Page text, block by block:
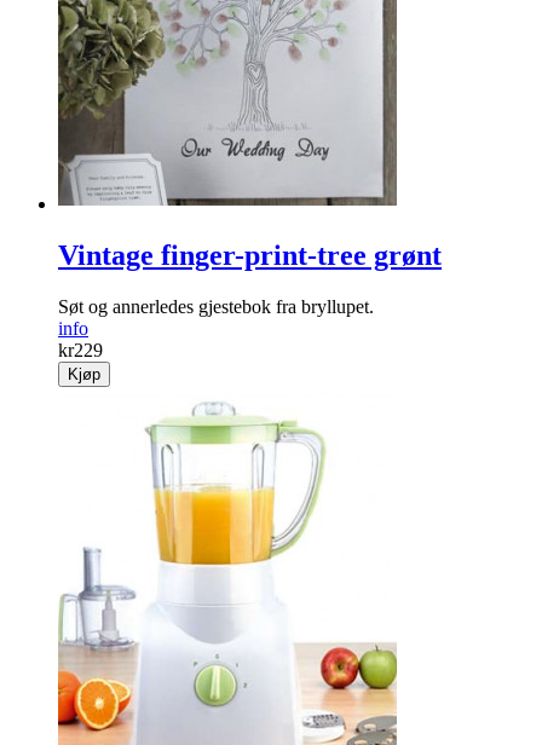
Vintage finger-print-tree grønt
Søt og annerledes gjestebok fra bryllupet.
info
kr229
Kjøp